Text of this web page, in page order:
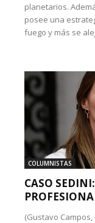
planetarios.
posee una
fuego y más se
COLUMNISTAS
CASO
(Gustavo